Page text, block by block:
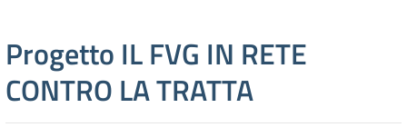
Progetto IL FVG IN RETE
CONTRO LA TRATTA